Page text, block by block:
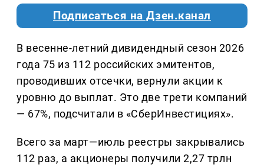
Подписаться на Дзен.канал
В весенне-летний дивидендный сезон 2026
года 75 из 112 российских эмитентов,
проводивших отсечки, вернули акции к
уровню до выплат. Это две трети компаний
— 67%, подсчитали в «СберИнвестициях».
Всего за март—июль реестры закрывались
112 раз, а акционеры получили 2,27 трлн